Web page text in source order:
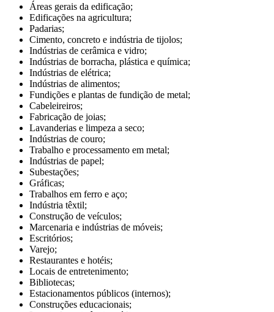
Áreas gerais da edificação;
Edificações na agricultura;
Padarias;
Cimento, concreto e indústria de tijolos;
Indústrias de cerâmica e vidro;
Indústrias de borracha, plástica e química;
Indústrias de elétrica;
Indústrias de alimentos;
Fundições e plantas de fundição de metal;
Cabeleireiros;
Fabricação de joias;
Lavanderias e limpeza a seco;
Indústrias de couro;
Trabalho e processamento em metal;
Indústrias de papel;
Subestações;
Gráficas;
Trabalhos em ferro e aço;
Indústria têxtil;
Construção de veículos;
Marcenaria e indústrias de móveis;
Escritórios;
Varejo;
Restaurantes e hotéis;
Locais de entretenimento;
Bibliotecas;
Estacionamentos públicos (internos);
Construções educacionais;